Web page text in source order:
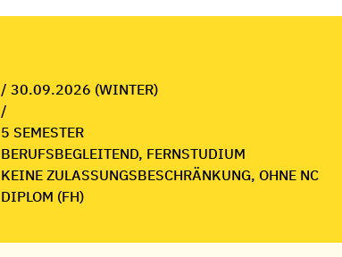
/ 30.09.2026 (WINTER)
/
5 SEMESTER
BERUFSBEGLEITEND, FERNSTUDIUM
KEINE ZULASSUNGSBESCHRÄNKUNG, OHNE NC
DIPLOM (FH)